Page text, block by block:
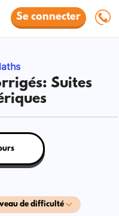
Se connecter
Suites
de difficulté